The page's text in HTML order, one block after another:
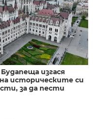
изгася
историческите си
за да пести